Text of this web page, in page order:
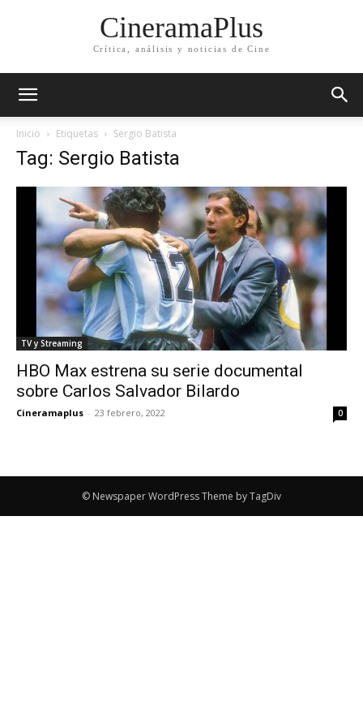
CineramaPlus
Crítica, análisis y noticias de Cine
Inicio Etiquetas Sergio Batista
Tag: Sergio Batista
TV y Streaming
HBO Max estrena su serie documental
sobre Carlos Salvador Bilardo
Cineramaplus - 23 febrero, 2022 0
© Newspaper WordPress Theme by TagDiv